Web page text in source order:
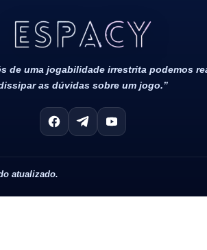
de uma jogabilidade irrestrita podemos
as dúvidas sobre um jogo.”
atualizado.